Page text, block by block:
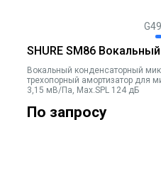
SHURE SM86
Вокальный конденсаторный
трехопорный амортизатор для
3,15 мВ/Па, Max.SPL 124 дБ
По запросу